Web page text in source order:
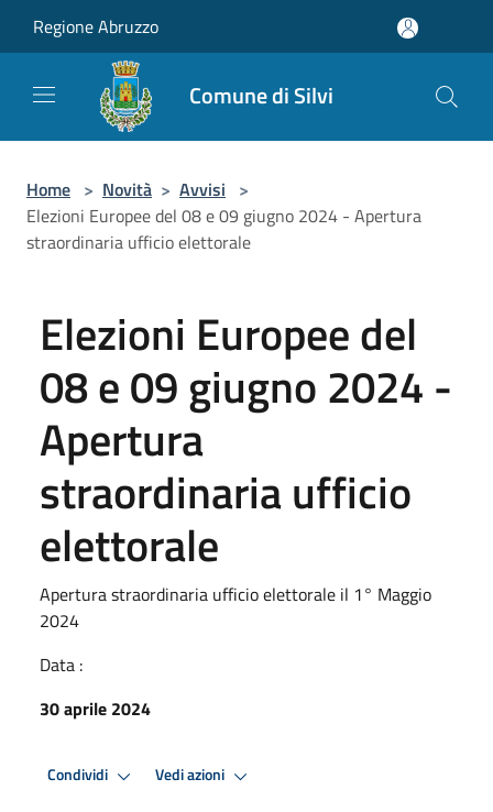
Regione Abruzzo
Comune di Silvi
Home > Novità > Avvisi >
Elezioni Europee del 08 e 09 giugno 2024 - Apertura
straordinaria ufficio elettorale
Elezioni Europee del
08 e 09 giugno 2024 -
Apertura
straordinaria ufficio
elettorale
Apertura straordinaria ufficio elettorale il 1° Maggio
2024
Data :
30 aprile 2024
Condividi Vedi azioni